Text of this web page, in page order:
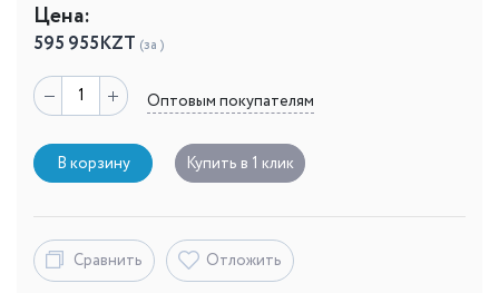
Цена:
595 955KZT (за )
Оптовым покупателям
В корзину Купить в 1 клик
Сравнить Отложить